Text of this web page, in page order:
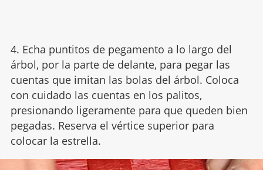
4. Echa puntitos de pegamento a lo largo del
árbol, por la parte de delante, para pegar las
cuentas que imitan las bolas del árbol. Coloca
con cuidado las cuentas en los palitos,
presionando ligeramente para que queden bien
pegadas. Reserva el vértice superior para
colocar la estrella.